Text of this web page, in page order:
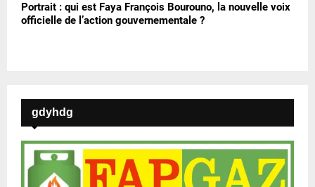
Portrait : qui est Faya François Bourouno, la nouvelle voix
officielle de l’action gouvernementale ?
gdyhdg